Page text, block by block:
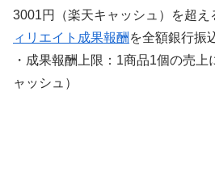
3001円（楽天キャッシュ）を超え
ィリエイト成果報酬 を全額銀行振
・成果報酬上限：1商品1個の売
ャッシュ）